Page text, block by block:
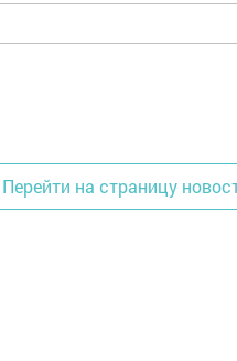
Перейти на страницу